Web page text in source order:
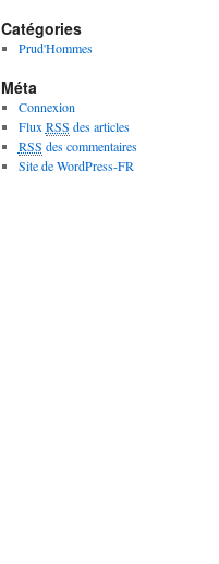
Catégories
Prud'Hommes
Méta
Connexion
Flux RSS des articles
RSS des commentaires
Site de WordPress-FR